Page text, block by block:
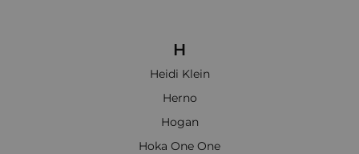
H
Heidi Klein
Herno
Hogan
Hoka One One